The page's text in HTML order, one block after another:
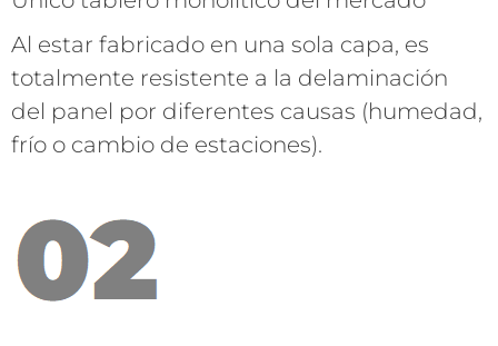
Al estar fabricado en una sola capa, es
totalmente resistente a la delaminación
del panel por diferentes causas (humedad,
frío o cambio de estaciones).